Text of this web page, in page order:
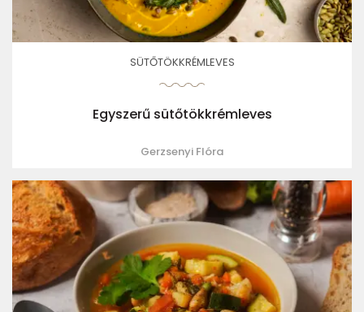
SÜTŐTÖKKRÉMLEVES
Egyszerű sütőtökkrémleves
Gerzsenyi Flóra